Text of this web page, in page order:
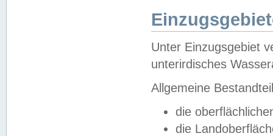
Unter Einzugsgebiet
unterirdisches
Allgemeine
die
die